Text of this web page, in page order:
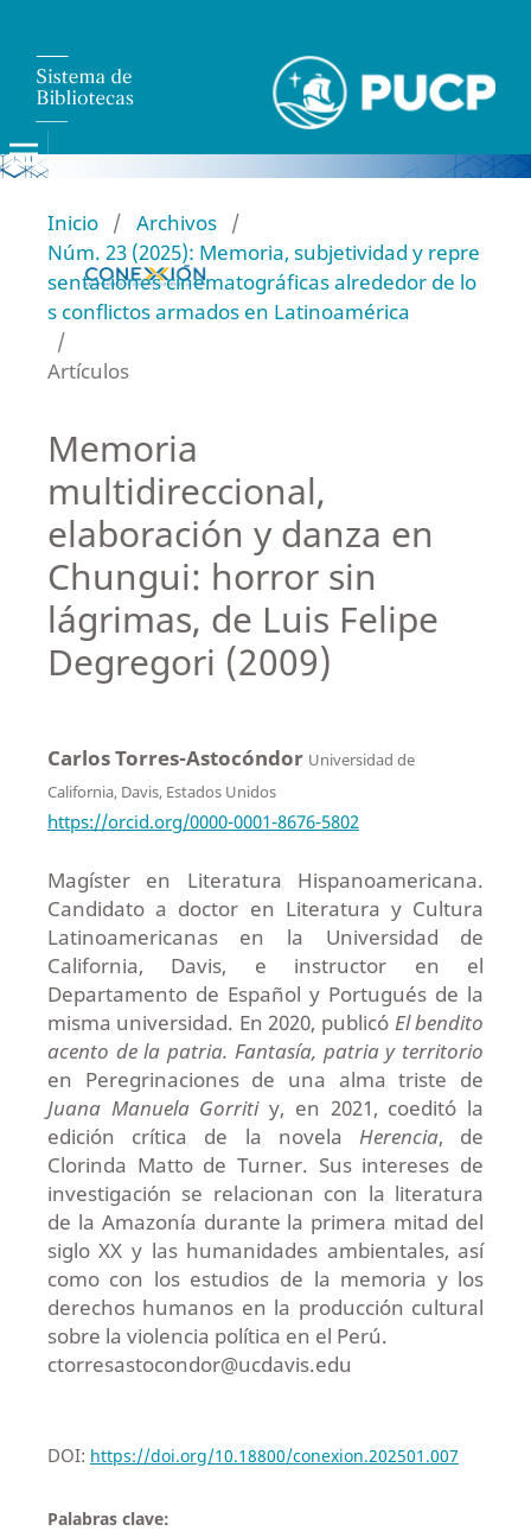
Inicio / Archivos /
Núm. 23 (2025): Memoria, subjetividad y repre
sentaciones cinematográficas alrededor de lo
s conflictos armados en Latinoamérica
/
Artículos
Memoria
multidireccional,
elaboración y danza en
Chungui: horror sin
lágrimas, de Luis Felipe
Degregori (2009)
Carlos Torres-Astocóndor Universidad de
California, Davis, Estados Unidos
https://orcid.org/0000-0001-8676-5802
Magíster en Literatura Hispanoamericana.
Candidato a doctor en Literatura y Cultura
Latinoamericanas en la Universidad de
California, Davis, e instructor en el
Departamento de Español y Portugués de la
misma universidad. En 2020, publicó El bendito
acento de la patria. Fantasía, patria y territorio
en Peregrinaciones de una alma triste de
Juana Manuela Gorritiy, en 2021, coeditó la
edición crítica de la novela Herencia, de
Clorinda Matto de Turner. Sus intereses de
investigación se relacionan con la literatura
de la Amazonía durante la primera mitad del
siglo XX y las humanidades ambientales, así
como con los estudios de la memoria y los
derechos humanos en la producción cultural
sobre la violencia política en el Perú.
ctorresastocondor@ucdavis.edu
DOI: https://doi.org/10.18800/conexion.202501.007
Palabras clave: